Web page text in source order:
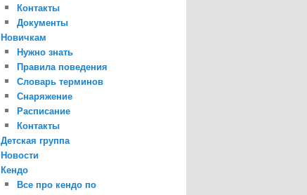
Контакты
Документы
Новичкам
Нужно знать
Правила поведения
Словарь терминов
Снаряжение
Расписание
Контакты
Детская группа
Новости
Кендо
Все про кендо по